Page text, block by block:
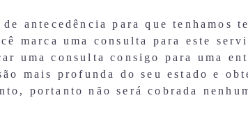
antecedência para que tenhamos
marca uma consulta para este
uma consulta consigo para uma
mais profunda do seu estado e
portanto não será cobrada